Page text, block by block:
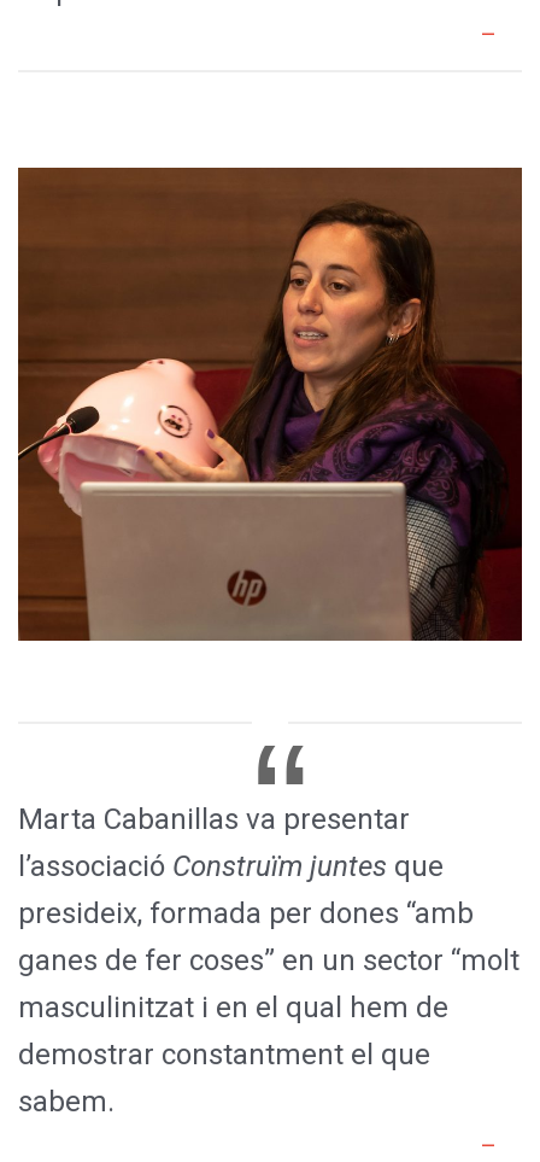
Marta Cabanillas va presentar
l’associació Construïm juntes que
presideix, formada per dones “amb
ganes de fer coses” en un sector “molt
masculinitzat i en el qual hem de
demostrar constantment el que
sabem.